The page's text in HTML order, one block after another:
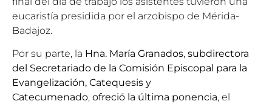
eucaristía presidida por el arzobispo de Mérida-
Badajoz.
Por su parte, la Hna. María Granados, subdirectora
del Secretariado de la Comisión Episcopal para la
Evangelización, Catequesis y
Catecumenado, ofreció la última ponencia, el